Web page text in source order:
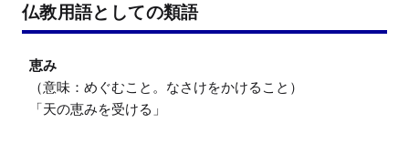
仏教用語としての類語
恵み
（意味：めぐむこと。なさけをかけること）
「天の恵みを受ける」